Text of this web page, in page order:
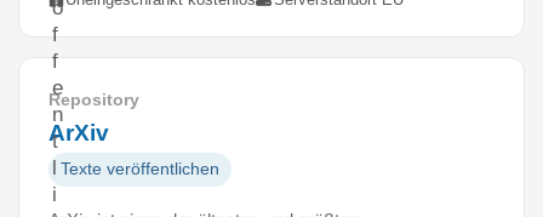
ö
f
f
e
n
t
l
i
Repository
ArXiv
Texte veröffentlichen